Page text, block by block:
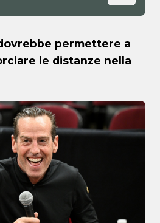
permettere a
le distanze nella